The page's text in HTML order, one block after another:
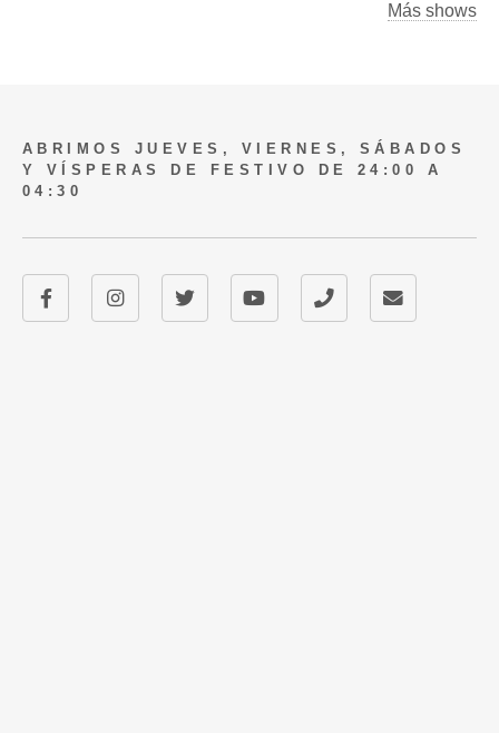
Más shows
ABRIMOS JUEVES, VIERNES, SÁBADOS
Y VÍSPERAS DE FESTIVO DE 24:00 A
04:30